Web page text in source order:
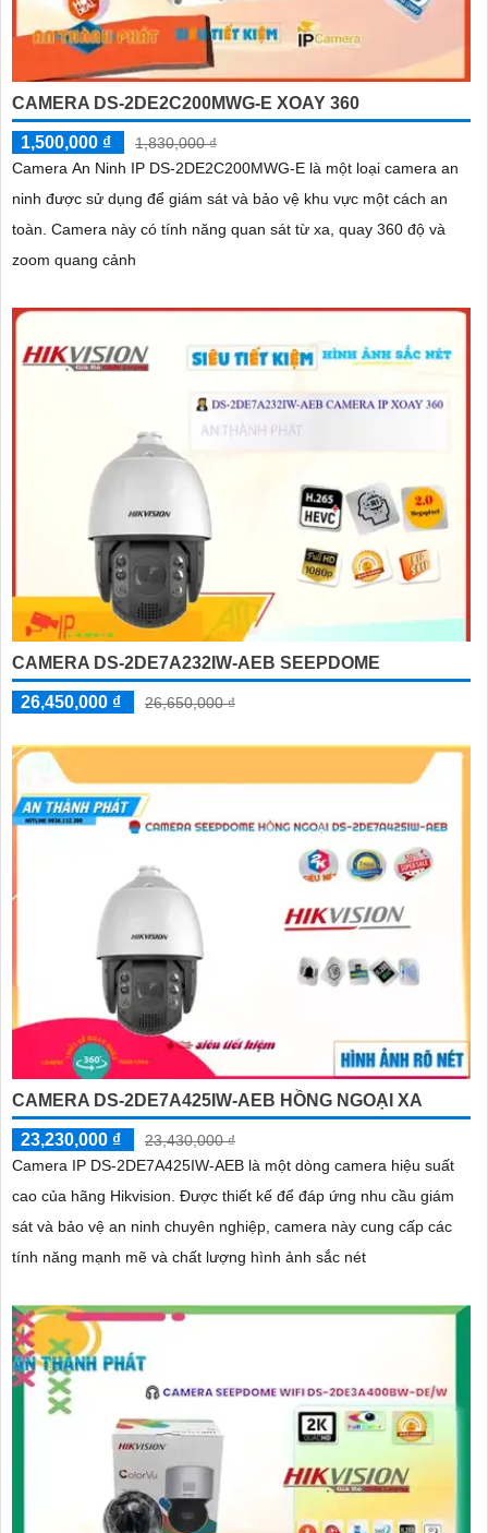
CAMERA DS-2DE2C200MWG-E XOAY 360
1,500,000 ₫
1,830,000 ₫
Camera An Ninh IP DS-2DE2C200MWG-E là một loại camera an
ninh được sử dụng để giám sát và bảo vệ khu vực một cách an
toàn. Camera này có tính năng quan sát từ xa, quay 360 độ và
zoom quang cảnh
CAMERA DS-2DE7A232IW-AEB SEEPDOME
26,450,000 ₫ 26,650,000 ₫
CAMERA DS-2DE7A425IW-AEB HỒNG NGOẠI XA
23,230,000 ₫
23,430,000 ₫
Camera IP DS-2DE7A425IW-AEB là một dòng camera hiệu suất
cao của hãng Hikvision. Được thiết kế để đáp ứng nhu cầu giám
sát và bảo vệ an ninh chuyên nghiệp, camera này cung cấp các
tính năng mạnh mẽ và chất lượng hình ảnh sắc nét